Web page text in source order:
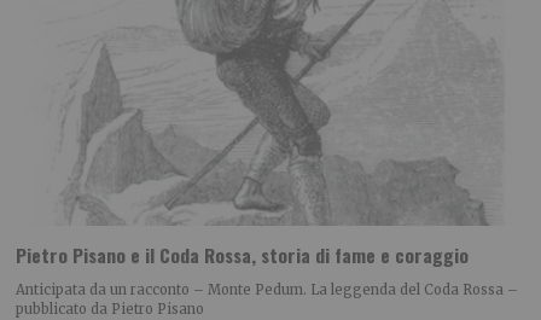
Pietro Pisano e il Coda Rossa, storia di fame e coraggio
Anticipata da un racconto – Monte Pedum. La leggenda del Coda Rossa –
pubblicato da Pietro Pisano